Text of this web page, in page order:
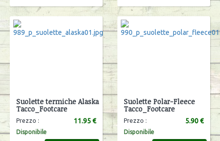
Suolette termiche Alaska
Tacco_Footcare
Prezzo : 11.95 €
Disponibile
Suolette Polar-Fleece
Tacco_Footcare
Prezzo : 5.90 €
Disponibile